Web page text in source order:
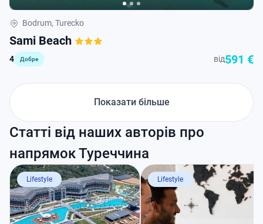
Bodrum, Turecko
Sami Beach
4 Добре від591 €
Показати більше
Статті від наших авторів про
напрямок Туреччина
Lifestyle Lifestyle